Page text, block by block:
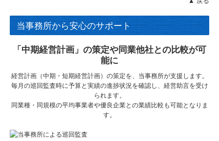
当事務所から安心のサポート
「中期経営計画」の策定や同業他社との比較が可
能に
経営計画（中期・短期経営計画）の策定を、当事務所が支援します。
毎月の巡回監査時に予算と実績の進捗状況を確認し、経営助言を受け
られます。
同業種・同規模の平均事業者や優良企業との業績比較も可能となりま
す。